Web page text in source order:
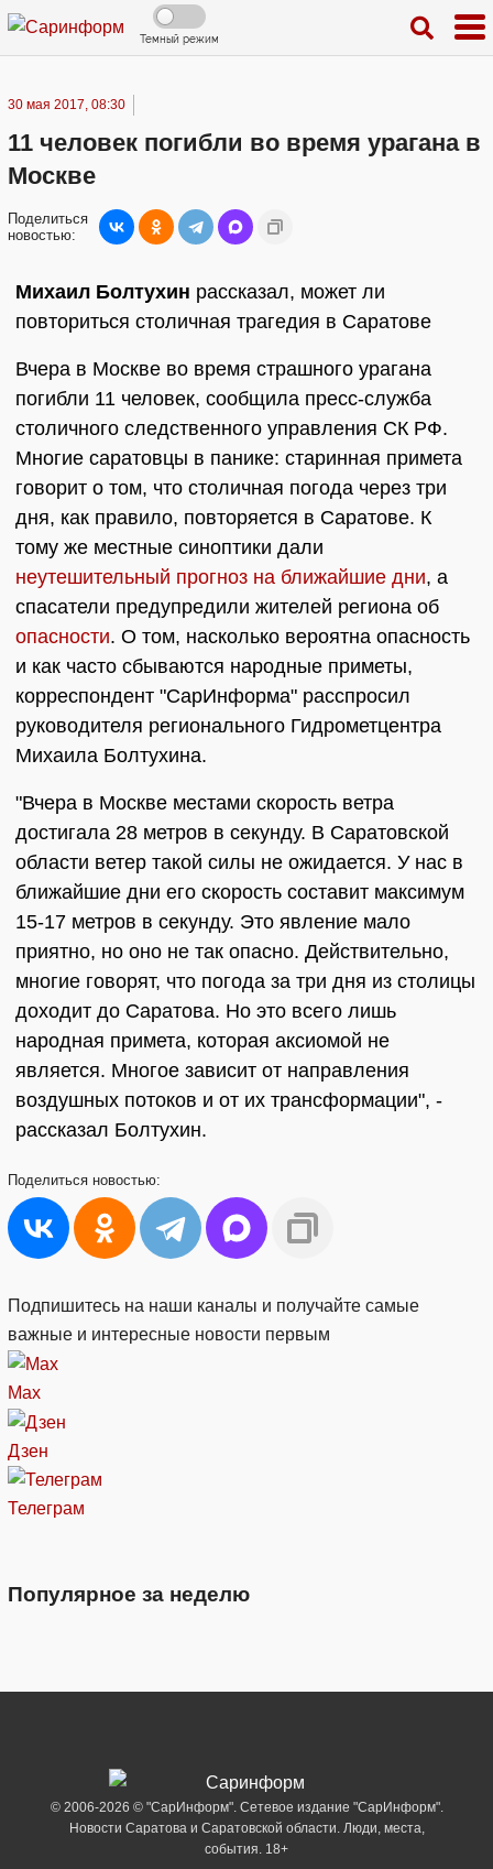
Темный режим
30 мая 2017, 08:30
11 человек погибли во время урагана в
Москве
Поделиться
новостью:
Михаил Болтухин рассказал, может ли
повториться столичная трагедия в Саратове
Вчера в Москве во время страшного урагана
погибли 11 человек, сообщила пресс-служба
столичного следственного управления СК РФ.
Многие саратовцы в панике: старинная примета
говорит о том, что столичная погода через три
дня, как правило, повторяется в Саратове. К
тому же местные синоптики дали
неутешительный прогноз на ближайшие дни, а
спасатели предупредили жителей региона об
опасности. О том, насколько вероятна опасность
и как часто сбываются народные приметы,
корреспондент "СарИнформа" расспросил
руководителя регионального Гидрометцентра
Михаила Болтухина.
"Вчера в Москве местами скорость ветра
достигала 28 метров в секунду. В Саратовской
области ветер такой силы не ожидается. У нас в
ближайшие дни его скорость составит максимум
15-17 метров в секунду. Это явление мало
приятно, но оно не так опасно. Действительно,
многие говорят, что погода за три дня из столицы
доходит до Саратова. Но это всего лишь
народная примета, которая аксиомой не
является. Многое зависит от направления
воздушных потоков и от их трансформации", -
рассказал Болтухин.
Поделиться новостью:
Подпишитесь на наши каналы и получайте самые
важные и интересные новости первым
Max
Дзен
Телеграм
Популярное за неделю
© 2006-2026 © "СарИнформ". Сетевое издание "СарИнформ".
Новости Саратова и Саратовской области. Люди, места,
события. 18+